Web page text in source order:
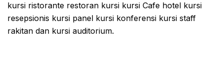
kursi ristorante restoran kursi kursi Cafe hotel kursi
resepsionis kursi panel kursi konferensi kursi staff
rakitan dan kursi auditorium.